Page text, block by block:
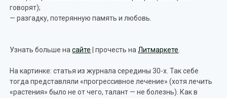
говорят);
— разгадку, потерянную память и любовь.
Узнать больше насайте | прочесть на Литмаркете
На картинке: статья из журнала середины 30-х. Так себе
тогда представляли «прогрессивное лечение» (хотя лечить
«растения» было не от чего, талант — не болезнь). Как в